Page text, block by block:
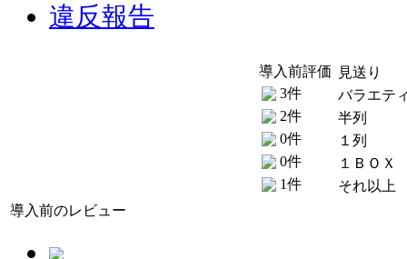
違反報告
導入前評価
3件
2件
0件
0件
1件
見送り
バラエテ
半列
１列
１ＢＯＸ
それ以上
導入前のレビュー